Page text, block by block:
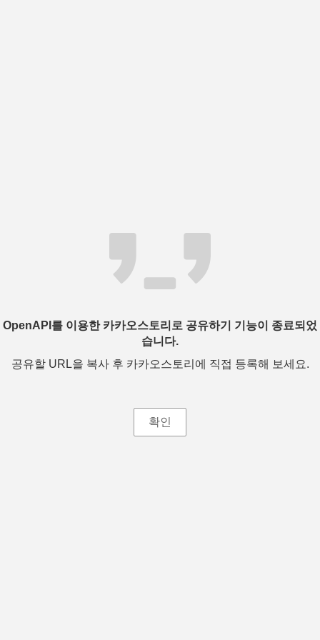
OpenAPI를 이용한 카카오스토리로 공유하기 기능이 종료되었
습니다.
공유할 URL을 복사 후 카카오스토리에 직접 등록해 보세요.
확인